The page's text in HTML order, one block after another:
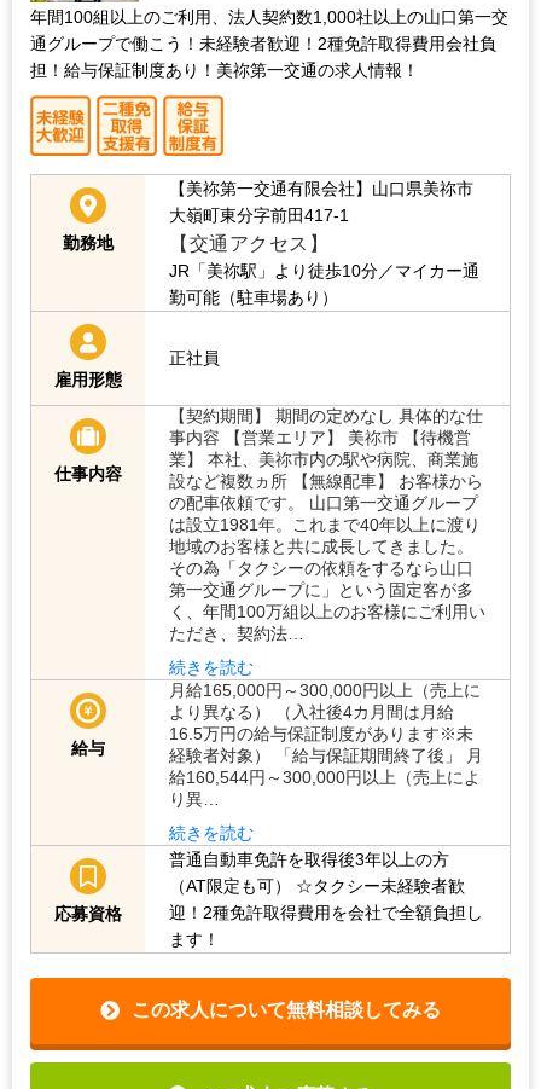
年間100組以上のご利用、法人契約数1,000社以上の山口第一交
通グループで働こう！未経験者歓迎！2種免許取得費用会社負
担！給与保証制度あり！美祢第一交通の求人情報！
勤務地
【美祢第一交通有限会社】山口県美祢市
大嶺町東分字前田417-1
【交通アクセス】
JR「美祢駅」より徒歩10分／マイカー通
勤可能（駐車場あり）
雇用形態
正社員
仕事内容
【契約期間】 期間の定めなし 具体的な仕
事内容 【営業エリア】 美祢市 【待機営
業】 本社、美祢市内の駅や病院、商業施
設など複数ヵ所 【無線配車】 お客様から
の配車依頼です。 山口第一交通グループ
は設立1981年。これまで40年以上に渡り
地域のお客様と共に成長してきました。
その為「タクシーの依頼をするなら山口
第一交通グループに」という固定客が多
く、年間100万組以上のお客様にご利用い
ただき、契約法…
続きを読む
給与
月給165,000円～300,000円以上（売上に
より異なる） （入社後4カ月間は月給
16.5万円の給与保証制度があります※未
経験者対象） 「給与保証期間終了後」 月
給160,544円～300,000円以上（売上によ
り異…
続きを読む
応募資格
普通自動車免許を取得後3年以上の方
（AT限定も可）
☆タクシー未経験者歓
迎！2種免許取得費用を会社で全額負担し
ます！
この求人について無料相談してみる